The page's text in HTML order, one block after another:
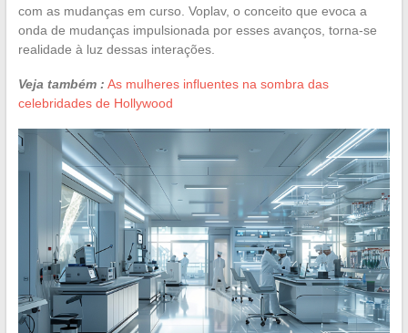
com as mudanças em curso. Voplav, o conceito que evoca a
onda de mudanças impulsionada por esses avanços, torna-se
realidade à luz dessas interações.
Veja também : As mulheres influentes na sombra das
celebridades de Hollywood